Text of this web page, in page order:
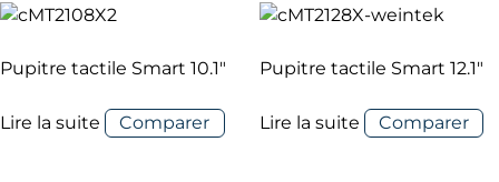
Pupitre tactile Smart 10.1″
Lire la suite Comparer
Pupitre tactile Smart 12.1″
Lire la suite Comparer